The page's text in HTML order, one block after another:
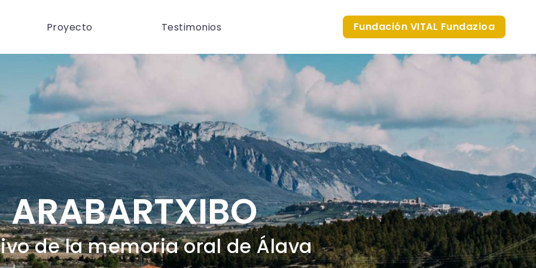
Proyecto Testimonios Fundación VITAL Fundazioa
ARABARTXIBO
de la memoria oral de Álava